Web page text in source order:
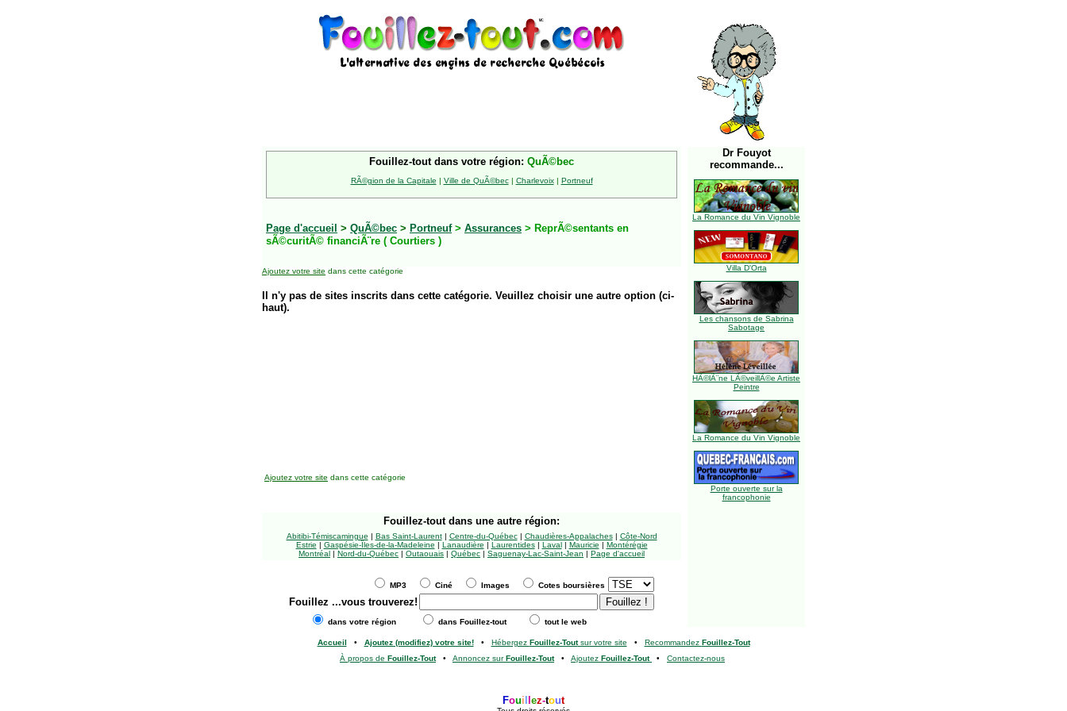
Fouillez-tout dans votre région: QuÃ©bec
RÃ©gion de la Capitale | Ville de QuÃ©bec| Charlevoix| Portneuf
Page d'accueil > QuÃ©bec > Portneuf > Assurances > ReprÃ©sentants en
sÃ©curitÃ© financiÃ¨re ( Courtiers )
Ajoutez votre site dans cette catégorie
Il n'y pas de sites inscrits dans cette catégorie. Veuillez choisir une autre option (ci-
haut).
Dr Fouyot
recommande...
La Romance du Vin Vignoble
Villa D'Orta
Les chansons de Sabrina
Sabotage
HÃ©lÃ¨ne LÃ©veillÃ©e Artiste
Peintre
La Romance du Vin Vignoble
Porte ouverte sur la
francophonie
Ajoutez votre site dans cette catégorie
Fouillez-tout dans une autre région:
Abitibi-Témiscamingue | Bas Saint-Laurent| Centre-du-Québec| Chaudières-Appalaches| Côte-Nord
Estrie | Gaspésie-Îles-de-la-Madeleine | Lanaudière | Laurentides| Laval| Mauricie | Montérégie
Montréal | Nord-du-Québec | Outaouais | Québec | Saguenay-Lac-Saint-Jean | Page d'accueil
MP3 Ciné Images Cotes boursières
Fouillez ...vous trouverez!
dans votre région dans Fouillez-tout tout le web
Accueil • Ajoutez (modifiez) votre site!• Hébergez Fouillez-Toutsur votre site • Recommandez Fouillez-Tout
À propos de Fouillez-Tout• Annoncez surFouillez-Tout• Ajoutez Fouillez-Tout • Contactez-nous
Foui ez-tout